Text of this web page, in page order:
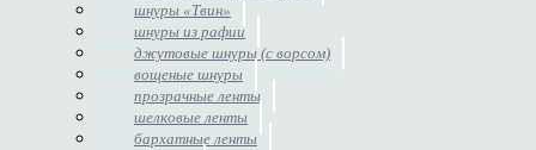
шнуры «Твин»
шнуры из рафии
джутовые шнуры (с ворсом)
вощеные шнуры
прозрачные ленты
шелковые ленты
бархатные ленты